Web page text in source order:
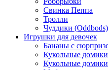
Свинка Пеппа
Тролли
Чуддики (Oddbods)
Игрушки для девочек
Бананы с
Кукольные домики
Кукольные